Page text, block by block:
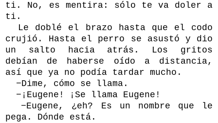
ti. No, es mentira: sólo te va doler a
ti.
Le doblé el brazo hasta que el codo
crujió. Hasta el perro se asustó y dio
un salto hacia atrás. Los gritos
debían de haberse oído a distancia,
así que ya no podía tardar mucho.
−Dime, cómo se llama.
−¡Eugene! ¡Se llama Eugene!
−Eugene, ¿eh? Es un nombre que le
pega. Dónde está.